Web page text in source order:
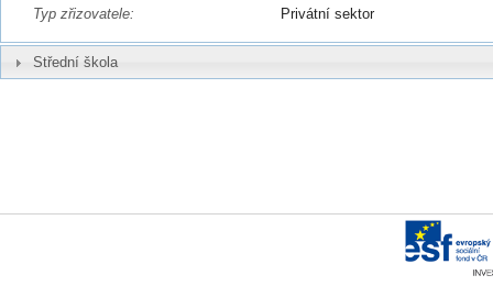
Typ zřizovatele:
Privátní sektor
Střední škola